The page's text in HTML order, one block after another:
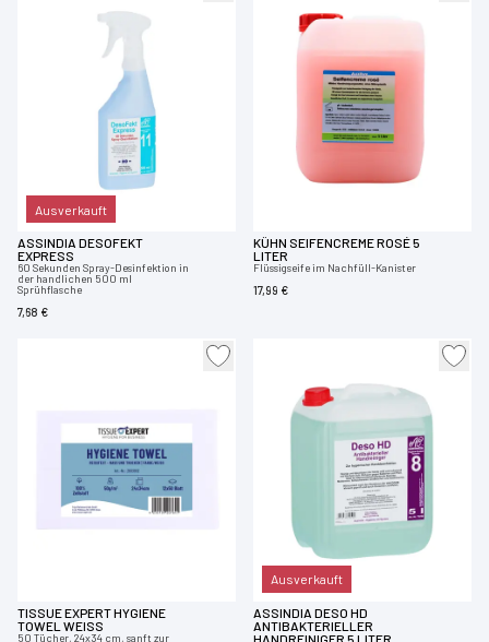
Ausverkauft
ASSINDIA DESOFEKT
EXPRESS
60 Sekunden Spray-Desinfektion in
der handlichen 500 ml
Sprühflasche
7,68 €
KÜHN SEIFENCREME ROSÉ 5
LITER
Flüssigseife im Nachfüll-Kanister
17,99 €
TISSUE EXPERT HYGIENE
TOWEL WEISS
50 Tücher, 24x34 cm, sanft zur
Ausverkauft
ASSINDIA DESO HD
ANTIBAKTERIELLER
HANDREINIGER 5 LITER